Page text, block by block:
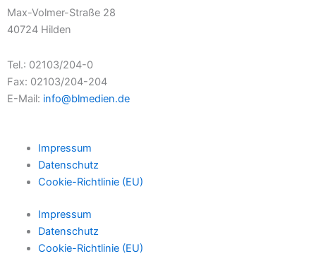
Max-Volmer-Straße 28
40724 Hilden
Tel.: 02103/204-0
Fax: 02103/204-204
E-Mail: info@blmedien.de
Impressum
Datenschutz
Cookie-Richtlinie (EU)
Impressum
Datenschutz
Cookie-Richtlinie (EU)